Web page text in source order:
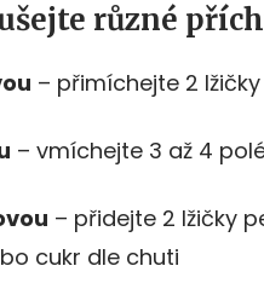
různé
– přimíchejte 2
– vmíchejte 3 až 4
– přidejte 2 lžičky
cukr dle chuti